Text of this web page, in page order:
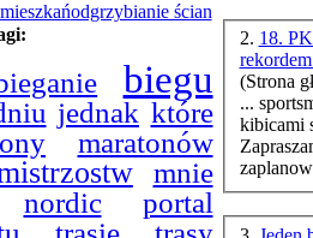
odgrzybianie ścian
biegu
jednak które
maratonów
mnie
nordic
portal
2. 18.
(Strona
...
kibicami